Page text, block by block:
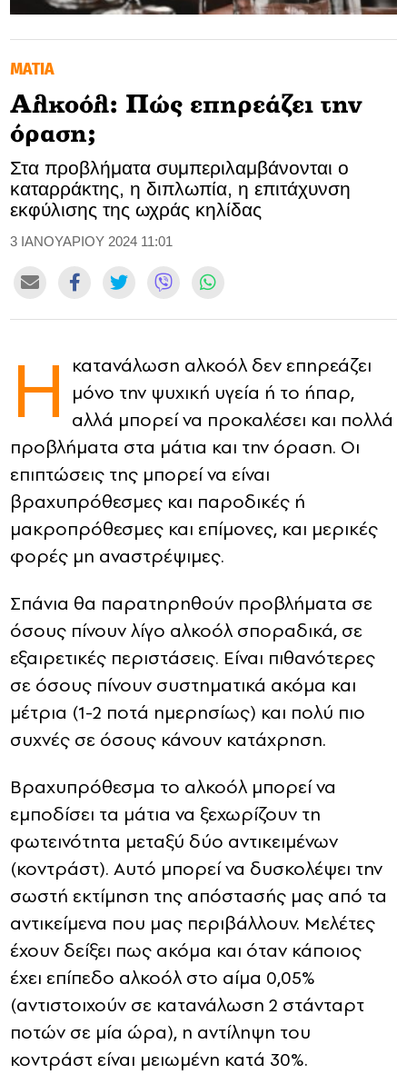
SOOZIE’S FRIENDS
CULTURE
TASTELAND
TECH
HEALTH
MEDIALAND
DRIVE
SPORTS
DIA Y NOCHE
CONTACT
ADVERTISE
ΜΑΤΙΑ
Αλκοόλ: Πώς επηρεάζει την
όραση;
Στα προβλήματα συμπεριλαμβάνονται ο
καταρράκτης, η διπλωπία, η επιτάχυνση
εκφύλισης της ωχράς κηλίδας
3 ΙΑΝΟΥΑΡΙΟΥ 2024 11:01
Η κατανάλωση αλκοόλ δεν επηρεάζει
μόνο την ψυχική υγεία ή το ήπαρ,
αλλά μπορεί να προκαλέσει και πολλά
προβλήματα στα μάτια και την όραση. Οι
επιπτώσεις της μπορεί να είναι
βραχυπρόθεσμες και παροδικές ή
μακροπρόθεσμες και επίμονες, και μερικές
φορές μη αναστρέψιμες.
Σπάνια θα παρατηρηθούν προβλήματα σε
όσους πίνουν λίγο αλκοόλ σποραδικά, σε
εξαιρετικές περιστάσεις. Είναι πιθανότερες
σε όσους πίνουν συστηματικά ακόμα και
μέτρια (1-2 ποτά ημερησίως) και πολύ πιο
συχνές σε όσους κάνουν κατάχρηση.
Βραχυπρόθεσμα το αλκοόλ μπορεί να
εμποδίσει τα μάτια να ξεχωρίζουν τη
φωτεινότητα μεταξύ δύο αντικειμένων
(κοντράστ). Αυτό μπορεί να δυσκολέψει την
σωστή εκτίμηση της απόστασής μας από τα
αντικείμενα που μας περιβάλλουν. Μελέτες
έχουν δείξει πως ακόμα και όταν κάποιος
έχει επίπεδο αλκοόλ στο αίμα 0,05%
(αντιστοιχούν σε κατανάλωση 2 στάνταρτ
ποτών σε μία ώρα), η αντίληψη του
κοντράστ είναι μειωμένη κατά 30%.